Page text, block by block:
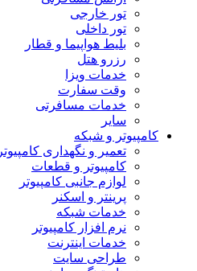
تور خارجی
تور داخلی
بلیط هواپیما و قطار
رزرو هتل
خدمات ویزا
وقت سفارت
خدمات مسافرتی
سایر
کامپیوتر و شبکه
تعمیر و نگهداری کامپیوتر
کامپیوتر و قطعات
لوازم جانبی کامپیوتر
پرینتر و اسکنر
خدمات شبکه
نرم افزار کامپیوتر
خدمات اینترنت
طراحی سایت